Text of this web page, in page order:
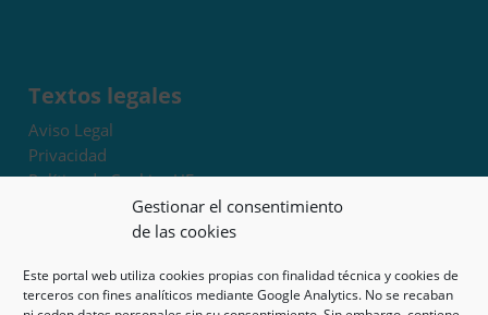
Gestionar el consentimiento
de las cookies
Este portal web utiliza cookies propias con finalidad técnica y cookies de
terceros con fines analíticos mediante Google Analytics. No se recaban
Textos legales
Aviso Legal
Privacidad
Política de Cookies UE
Términos y condiciones
Exoneración de responsabilidad
Mapa del sitio